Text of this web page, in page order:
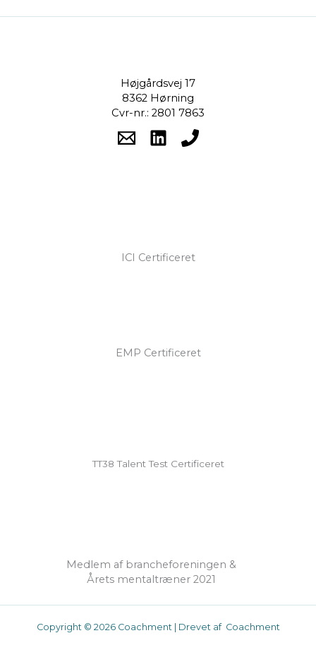
Højgårdsvej 17
8362 Hørning
Cvr-nr.: 2801 7863
ICI Certificeret
EMP Certificeret
TT38 Talent Test Certificeret
Medlem af brancheforeningen &
Årets mentaltræner 2021
Copyright © 2026 Coachment | Drevet af Coachment